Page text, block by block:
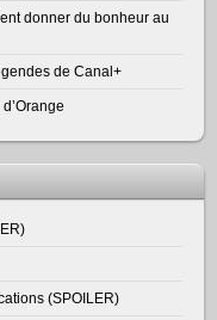
donner du bonheur au
de Canal+
(SPOILER)